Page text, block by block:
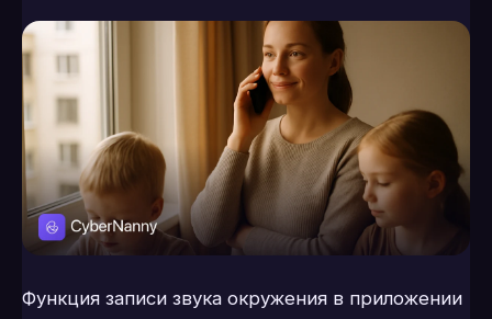
Функция записи звука окружения в приложении